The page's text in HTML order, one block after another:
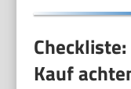
Kauf